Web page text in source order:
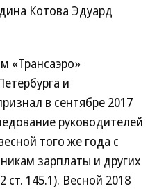
Котова Эдуард
«Трансаэро»
и
в сентябре 2017
руководителей
того же года с
зарплаты и других
145.1). Весной 2018